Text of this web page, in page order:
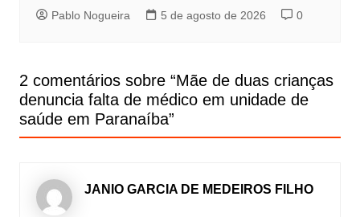
Pablo Nogueira 5 de agosto de 2026 0
2 comentários sobre “Mãe de duas crianças
denuncia falta de médico em unidade de
saúde em Paranaíba”
JANIO GARCIA DE MEDEIROS FILHO